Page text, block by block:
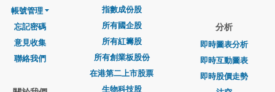
帳號管理
忘記密碼
意見收集
聯絡我們
指數成份股
所有國企股
所有紅籌股
所有創業板股份
在港第二上市股票
生物科技股
分析
即時圖表分析
即時互動圖表
即時股價走勢